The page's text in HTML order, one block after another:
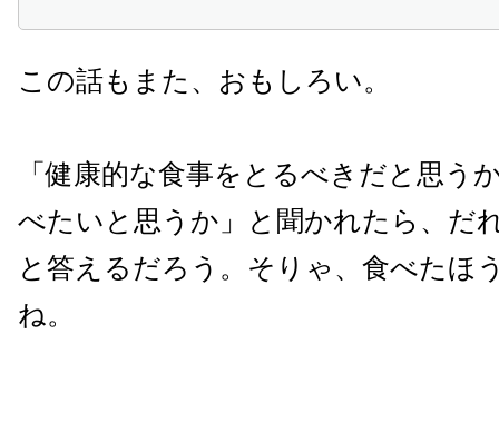
この話もまた、おもしろい。
「健康的な食事をとるべきだと思う
べたいと思うか」と聞かれたら、だ
と答えるだろう。そりゃ、食べたほ
ね。